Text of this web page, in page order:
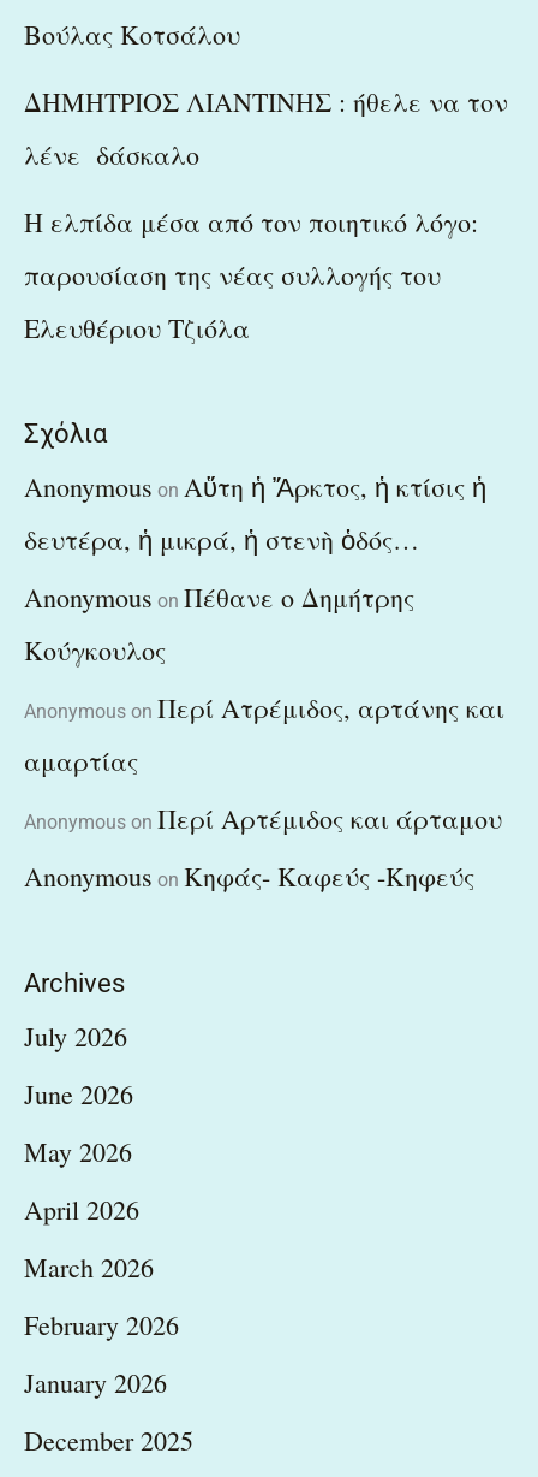
Βούλας Κοτσάλου
ΔΗΜΗΤΡΙΟΣ ΛΙΑΝΤΙΝΗΣ : ήθελε να τον
λένε δάσκαλο
Η ελπίδα μέσα από τον ποιητικό λόγο:
παρουσίαση της νέας συλλογής του
Ελευθέριου Τζιόλα
Σχόλια
Anonymous on Αὕτη ἡ Ἄρκτος, ἡ κτίσις ἡ
δευτέρα, ἡ μικρά, ἡ στενὴ ὁδός…
Anonymous on Πέθανε ο Δημήτρης
Κούγκουλος
Anonymous on Περί Ατρέμιδος, αρτάνης και
αμαρτίας
Anonymous on Περί Αρτέμιδος και άρταμου
Anonymous on Κηφάς- Καφεύς -Κηφεύς
Archives
July 2026
June 2026
May 2026
April 2026
March 2026
February 2026
January 2026
December 2025